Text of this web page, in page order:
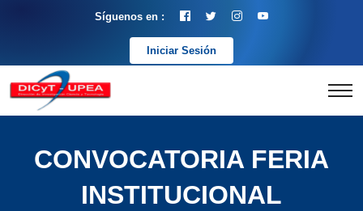
Síguenos en :
Iniciar Sesión
CONVOCATORIA FERIA
INSTITUCIONAL